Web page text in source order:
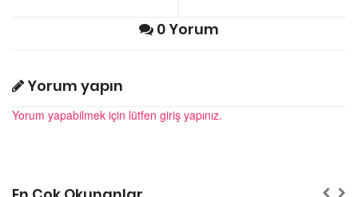
0 Yorum
Yorum yapın
Yorum yapabilmek için lütfen giriş yapınız.